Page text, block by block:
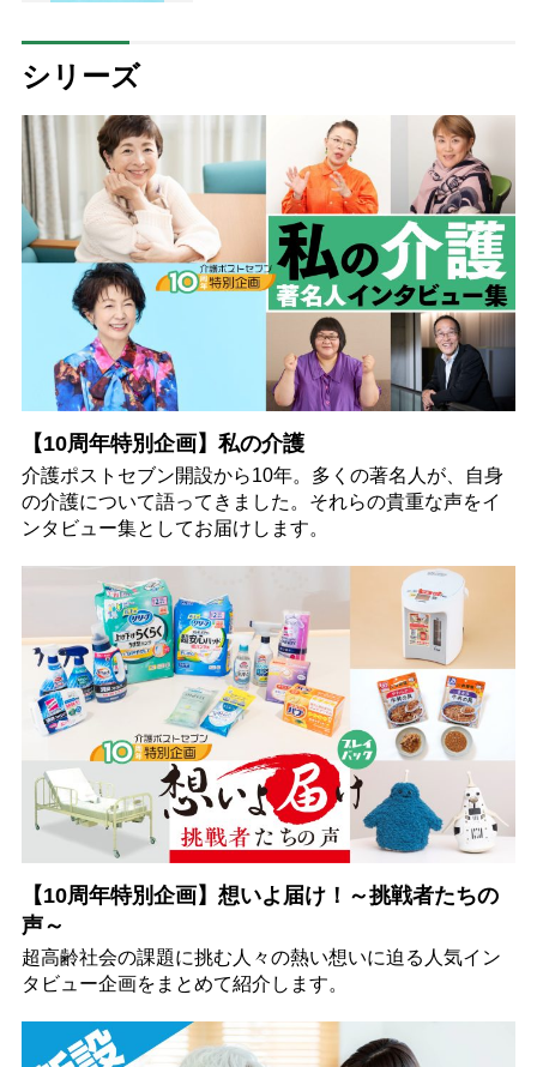
シリーズ
【10周年特別企画】私の介護
介護ポストセブン開設から10年。多くの著名人が、自身
の介護について語ってきました。それらの貴重な声をイ
ンタビュー集としてお届けします。
【10周年特別企画】想いよ届け！～挑戦者たちの
声～
超高齢社会の課題に挑む人々の熱い想いに迫る人気イン
タビュー企画をまとめて紹介します。